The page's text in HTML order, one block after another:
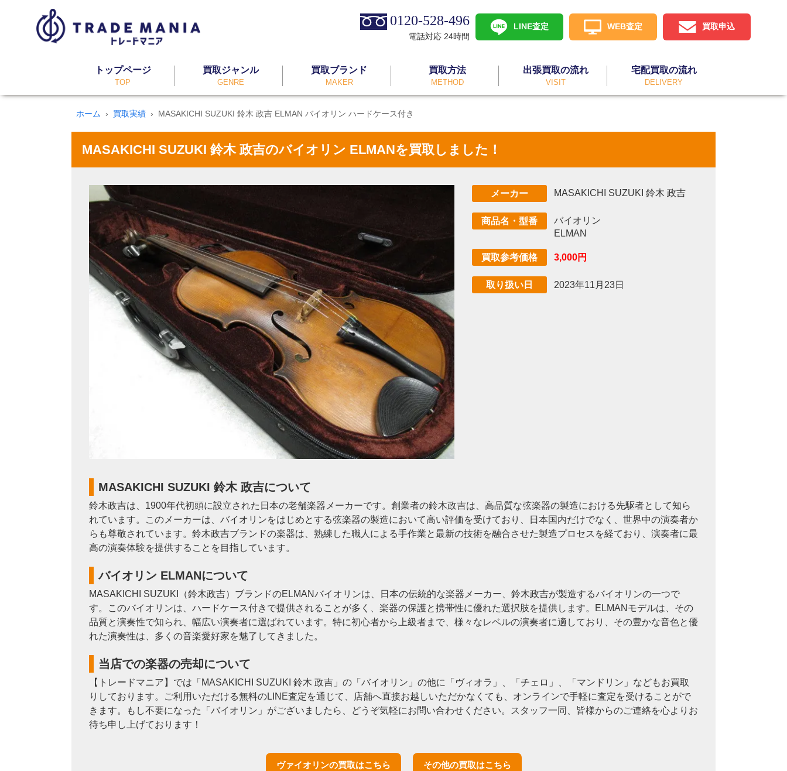
0120-528-496
電話対応 24時間
LINE査定 WEB査定 買取申込
トップページ
TOP
買取ジャンル
GENRE
買取ブランド
MAKER
買取方法
METHOD
出張買取の流れ
VISIT
宅配買取の流れ
DELIVERY
ホーム 買取実績 MASAKICHI SUZUKI 鈴木 政吉 ELMAN バイオリン ハードケース付き
MASAKICHI SUZUKI 鈴木 政吉のバイオリン ELMANを買取しました！
メーカー MASAKICHI SUZUKI 鈴木 政吉
商品名・型番
バイオリン
ELMAN
買取参考価格 3,000円
取り扱い日 2023年11月23日
MASAKICHI SUZUKI 鈴木 政吉について
鈴木政吉は、1900年代初頭に設立された日本の老舗楽器メーカーです。創業者の鈴木政吉は、高品質な弦楽器の製造における先駆者として知ら
れています。このメーカーは、バイオリンをはじめとする弦楽器の製造において高い評価を受けており、日本国内だけでなく、世界中の演奏者か
らも尊敬されています。鈴木政吉ブランドの楽器は、熟練した職人による手作業と最新の技術を融合させた製造プロセスを経ており、演奏者に最
高の演奏体験を提供することを目指しています。
バイオリン ELMANについて
MASAKICHI SUZUKI（鈴木政吉）ブランドのELMANバイオリンは、日本の伝統的な楽器メーカー、鈴木政吉が製造するバイオリンの一つで
す。このバイオリンは、ハードケース付きで提供されることが多く、楽器の保護と携帯性に優れた選択肢を提供します。ELMANモデルは、その
品質と演奏性で知られ、幅広い演奏者に選ばれています。特に初心者から上級者まで、様々なレベルの演奏者に適しており、その豊かな音色と優
れた演奏性は、多くの音楽愛好家を魅了してきました。
当店での楽器の売却について
【トレードマニア】では「MASAKICHI SUZUKI 鈴木 政吉」の「バイオリン」の他に「ヴィオラ」、「チェロ」、「マンドリン」などもお買取
りしております。ご利用いただける無料のLINE査定を通じて、店舗へ直接お越しいただかなくても、オンラインで手軽に査定を受けることがで
きます。もし不要になった「バイオリン」がございましたら、どうぞ気軽にお問い合わせください。スタッフ一同、皆様からのご連絡を心よりお
待ち申し上げております！
ヴァイオリンの買取はこちら その他の買取はこちら